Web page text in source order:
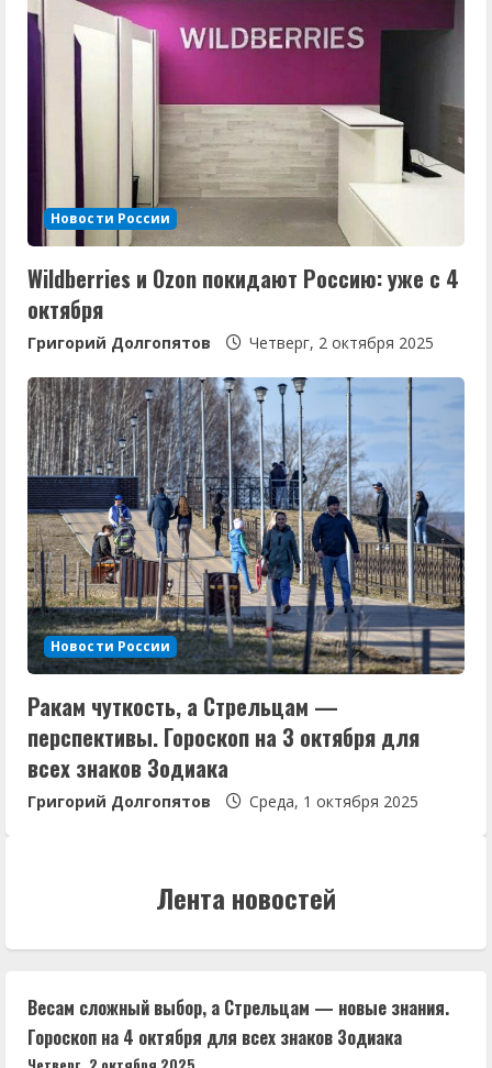
Новости России
Wildberries и Ozon покидают Россию: уже с 4
октября
Григорий Долгопятов Четверг, 2 октября 2025
Новости России
Ракам чуткость, а Стрельцам —
перспективы. Гороскоп на 3 октября для
всех знаков Зодиака
Григорий Долгопятов Среда, 1 октября 2025
Лента новостей
Весам сложный выбор, а Стрельцам — новые знания.
Гороскоп на 4 октября для всех знаков Зодиака